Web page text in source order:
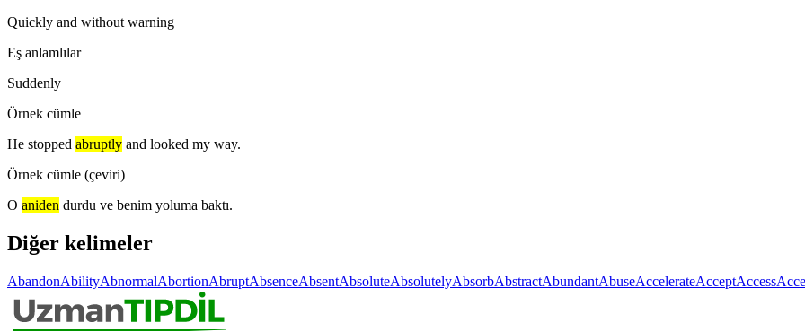
Quickly and without warning
Eş anlamlılar
Suddenly
Örnek cümle
He stopped abruptly and looked my way.
Örnek cümle (çeviri)
O aniden durdu ve benim yoluma baktı.
Diğer kelimeler
AbandonAbilityAbnormalAbortionAbruptAbsenceAbsentAbsoluteAbsolutelyAbsorbAbstractAbundantAbuseAccelerateAcceptAccess